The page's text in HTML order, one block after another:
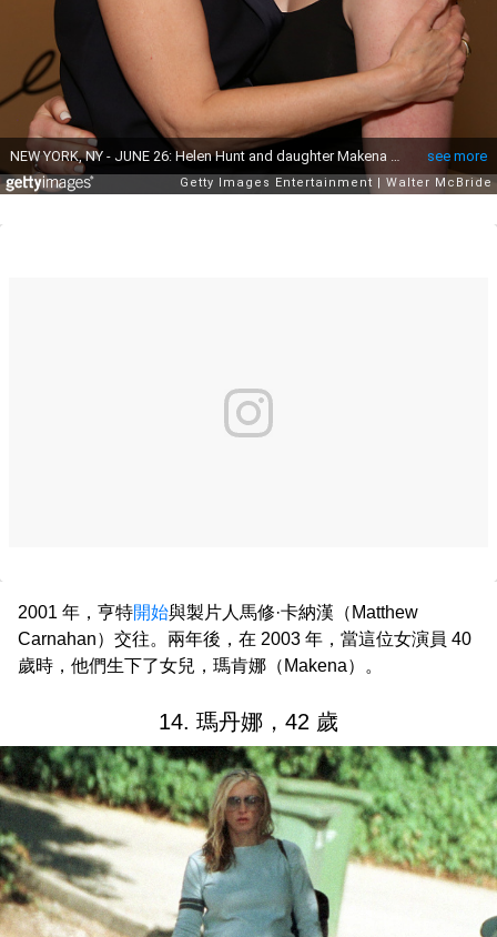
2001 年，亨特開始與製片人馬修·卡納漢（Matthew
Carnahan）交往。兩年後，在 2003 年，當這位女演員 40
歲時，他們生下了女兒，瑪肯娜（Makena）。
14. 瑪丹娜，42 歲